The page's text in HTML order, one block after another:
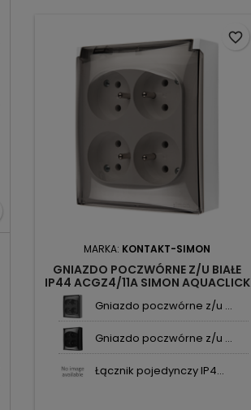
MARKA: KONTAKT-SIMON
GNIAZDO POCZWÓRNE Z/U BIAŁE
IP44 ACGZ4/11A SIMON AQUACLICK
Gniazdo poczwórne z/u ...
Gniazdo poczwórne z/u ...
Łącznik pojedynczy IP4...
favorite_border